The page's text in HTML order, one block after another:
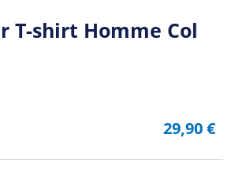
T-shirt Homme Col
29,90 €